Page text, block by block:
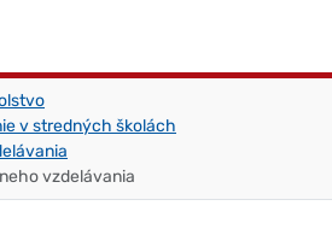
v stredných školách
vzdelávania